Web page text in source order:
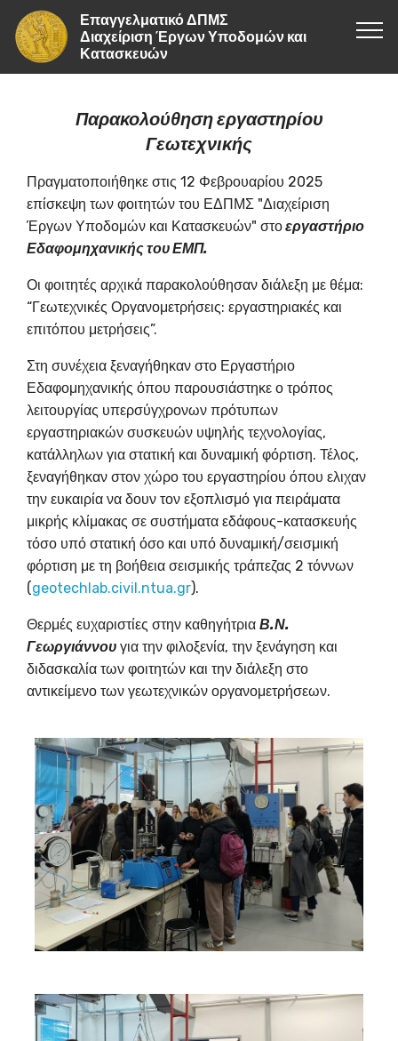
Επαγγελματικό ΔΠΜΣ
Διαχείριση Έργων Υποδομών και
Κατασκευών
Παρακολούθηση εργαστηρίου
Γεωτεχνικής
Πραγματοποιήθηκε στις 12 Φεβρουαρίου 2025
επίσκεψη των φοιτητών του ΕΔΠΜΣ "Διαχείριση
Έργων Υποδομών και Κατασκευών" στοεργαστήριο
Εδαφομηχανικής του ΕΜΠ.
Οι φοιτητές αρχικά παρακολούθησαν διάλεξη με θέμα:
“Γεωτεχνικές Οργανομετρήσεις: εργαστηριακές και
επιτόπου μετρήσεις”.
Στη συνέχεια ξεναγήθηκαν στο Εργαστήριο
Εδαφομηχανικής όπου παρουσιάστηκε ο τρόπος
λειτουργίας υπερσύγχρονων πρότυπων
εργαστηριακών συσκευών υψηλής τεχνολογίας,
κατάλληλων για στατική και δυναμική φόρτιση. Τέλος,
ξεναγήθηκαν στον χώρο του εργαστηρίου όπου ελιχαν
την ευκαιρία να δουν τον εξοπλισμό για πειράματα
μικρής κλίμακας σε συστήματα εδάφους-κατασκευής
τόσο υπό στατική όσο και υπό δυναμική/σεισμική
φόρτιση με τη βοήθεια σεισμικής τράπεζας 2 τόννων
(geotechlab.civil.ntua.gr).
Θερμές ευχαριστίες στην καθηγήτρια Β.Ν.
Γεωργιάννου για την φιλοξενία, την ξενάγηση και
διδασκαλία των φοιτητών και την διάλεξη στο
αντικείμενο των γεωτεχνικών οργανομετρήσεων.